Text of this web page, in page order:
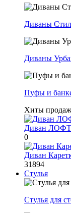
Диваны Стил
Диваны
Пуфы и
Хиты продаж
Диван ЛОФТ
0
Диван
31894
Стулья
Стулья для